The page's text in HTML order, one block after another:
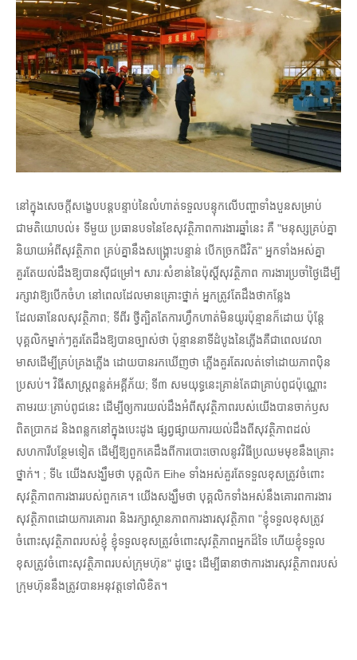
នៅក្នុងសេចក្តីសង្ខេបបន្តបន្ទាប់នៃលំហាត់ទទួលបន្ទុកលើបញ្ហាទាំងបួនសម្រាប់
ជាមតិយោបល់៖ ទីមួយ ប្រធានបទនៃខែសុវត្ថិភាពការងារឆ្នាំនេះ គឺ "មនុស្សគ្រប់គ្នា
និយាយអំពីសុវត្ថិភាព គ្រប់គ្នានឹងសង្គ្រោះបន្ទាន់ បើកច្រកជីវិត" អ្នកទាំងអស់គ្នា
គួរតែយល់ដឹងឱ្យបានស៊ីជម្រៅ។ សារៈសំខាន់នៃប៉ុស្តិ៍សុវត្ថិភាព ការងារប្រចាំថ្ងៃដើម្បី
រក្សាវាឱ្យបើកចំហ នៅពេលដែលមានគ្រោះថ្នាក់ អ្នកត្រូវតែដឹងថាកន្លែង
ដែលឆានែលសុវត្ថិភាព; ទីពីរ ថ្វីត្បិតតែការហ្វឹកហាត់មិនយូរប៉ុន្មានក៏ដោយ ប៉ុន្តែ
បុគ្គលិកម្នាក់ៗគួរតែដឹងឱ្យបានច្បាស់ថា ប៉ុន្មាននាទីដំបូងនៃភ្លើងគឺជាពេលវេលា
មាសដើម្បីគ្រប់គ្រងភ្លើង ដោយបានរកឃើញថា ភ្លើងគួរតែរលត់ទៅដោយភាពប៉ិន
ប្រសប់។ វិធីសាស្រ្តពន្លត់អគ្គីភ័យ; ទី៣ សមយុទ្ធនេះគ្រាន់តែជាគ្រាប់ពូជប៉ុណ្ណោះ
តាមរយៈគ្រាប់ពូជនេះ ដើម្បីឲ្យការយល់ដឹងអំពីសុវត្ថិភាពរបស់យើងបានចាក់ឫស
ពិតប្រាកដ និងពន្លកនៅក្នុងបេះដូង ផ្សព្វផ្សាយការយល់ដឹងពីសុវត្ថិភាពដល់
សហការីបន្ថែមទៀត ដើម្បីឱ្យពួកគេដឹងពីការបោះចោលនូវវិធីប្រឈមមុខនឹងគ្រោះ
ថ្នាក់។ ; ទី៤ យើងសង្ឃឹមថា បុគ្គលិក Eihe ទាំងអស់គួរតែទទួលខុសត្រូវចំពោះ
សុវត្ថិភាពការងាររបស់ពួកគេ។ យើងសង្ឃឹមថា បុគ្គលិកទាំងអស់នឹងគោរពការងារ
សុវត្ថិភាពដោយការគោរព និងរក្សាស្ថានភាពការងារសុវត្ថិភាព "ខ្ញុំទទួលខុសត្រូវ
ចំពោះសុវត្ថិភាពរបស់ខ្ញុំ ខ្ញុំទទួលខុសត្រូវចំពោះសុវត្ថិភាពអ្នកដ៏ទៃ ហើយខ្ញុំទទួល
ខុសត្រូវចំពោះសុវត្ថិភាពរបស់ក្រុមហ៊ុន" ដូច្នេះ ដើម្បីធានាថាការងារសុវត្ថិភាពរបស់
ក្រុមហ៊ុននឹងត្រូវបានអនុវត្តទៅលិខិត។